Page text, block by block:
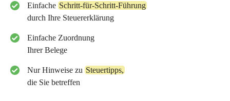
Einfache Schritt-für-Schritt-Führung
durch Ihre Steuererklärung
Einfache Zuordnung
Ihrer Belege
Nur Hinweise zu Steuertipps,
die Sie betreffen